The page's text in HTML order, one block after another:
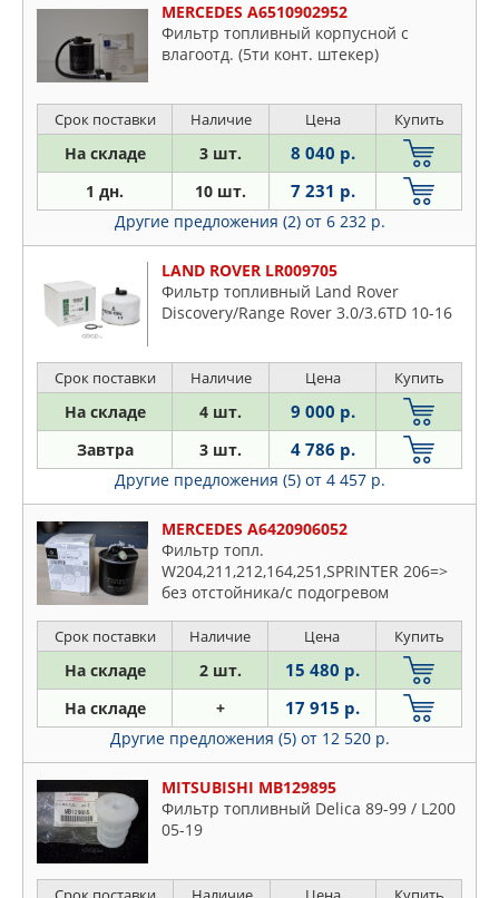
MERCEDES A6510902952
Фильтр топливный корпусной с
влагоотд. (5ти конт. штекер)
Срок поставки Наличие Цена Купить
На складе 3 шт. 8 040 р.
1 дн. 10 шт. 7 231 р.
Другие предложения (2) от 6 232 р.
LAND ROVER LR009705
Фильтр топливный Land Rover
Discovery/Range Rover 3.0/3.6TD 10-16
Срок поставки Наличие Цена Купить
На складе 4 шт. 9 000 р.
Завтра 3 шт. 4 786 р.
Другие предложения (5) от 4 457 р.
MERCEDES A6420906052
Фильтр топл.
W204,211,212,164,251,SPRINTER 206=>
без отстойника/с подогревом
Срок поставки Наличие Цена Купить
На складе 2 шт. 15 480 р.
На складе + 17 915 р.
Другие предложения (5) от 12 520 р.
MITSUBISHI MB129895
Фильтр топливный Delica 89-99 / L200
05-19